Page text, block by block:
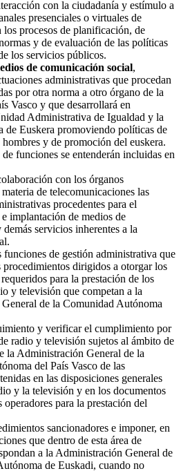
con la ciudadanía y estímulo a
presenciales o virtuales de
los procesos de planificación, de
y de evaluación de las políticas
los servicios públicos.
de comunicación social,
administrativas que procedan
por otra norma a otro órgano de la
Vasco y que desarrollará en
Administrativa de Igualdad y la
Euskera promoviendo políticas de
y de promoción del euskera.
funciones se entenderán incluidas en
con los órganos
de telecomunicaciones las
procedentes para el
implantación de medios de
servicios inherentes a la
funciones de gestión administrativa que
procedimientos dirigidos a otorgar los
para la prestación de los
y televisión que competan a la
de la Comunidad Autónoma
y verificar el cumplimiento por
radio y televisión sujetos al ámbito de
la Administración General de la
del País Vasco de las
en las disposiciones generales
y la televisión y en los documentos
operadores para la prestación del
sancionadores e imponer, en
que dentro de esta área de
a la Administración General de
de Euskadi, cuando no